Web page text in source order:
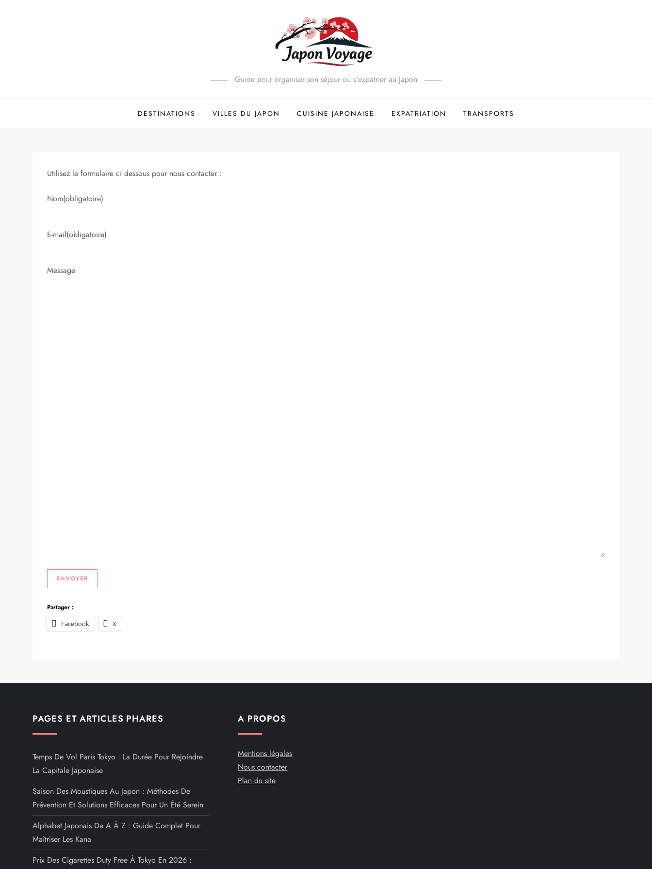
Guide pour organiser son séjour ou s'expatrier au Japon
DESTINATIONS VILLES DU JAPON CUISINE JAPONAISE EXPATRIATION TRANSPORTS
Utilisez le formulaire ci dessous pour nous contacter :
Nom(obligatoire)
E-mail(obligatoire)
Message
ENVOYER
Partager :
Facebook
X
PAGES ET ARTICLES PHARES
Temps De Vol Paris Tokyo : La Durée Pour Rejoindre
La Capitale Japonaise
Saison Des Moustiques Au Japon : Méthodes De
Prévention Et Solutions Efficaces Pour Un Été Serein
Alphabet Japonais De A À Z : Guide Complet Pour
Maîtriser Les Kana
Prix Des Cigarettes Duty Free À Tokyo En 2026 :
A PROPOS
Mentions légales
Nous contacter
Plan du site